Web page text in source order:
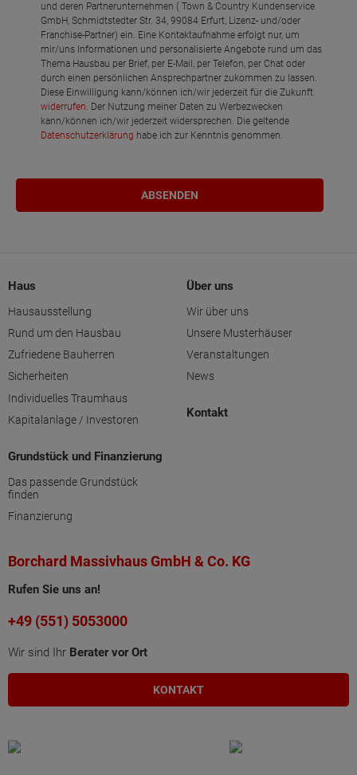
und deren Partnerunternehmen ( Town & Country Kundenservice
GmbH, Schmidtstedter Str. 34, 99084 Erfurt, Lizenz- und/oder
Franchise-Partner) ein. Eine Kontaktaufnahme erfolgt nur, um
mir/uns Informationen und personalisierte Angebote rund um das
Thema Hausbau per Brief, per E-Mail, per Telefon, per Chat oder
durch einen persönlichen Ansprechpartner zukommen zu lassen.
Diese Einwilligung kann/können ich/wir jederzeit für die Zukunft
widerrufen. Der Nutzung meiner Daten zu Werbezwecken
kann/können ich/wir jederzeit widersprechen. Die geltende
Datenschutzerklärung habe ich zur Kenntnis genommen.
Haus
Hausausstellung
Rund um den Hausbau
Zufriedene Bauherren
Sicherheiten
Individuelles Traumhaus
Kapitalanlage / Investoren
Grundstück und Finanzierung
Das passende Grundstück
finden
Finanzierung
Über uns
Wir über uns
Unsere Musterhäuser
Veranstaltungen
News
Kontakt
Borchard Massivhaus GmbH & Co. KG
Rufen Sie uns an!
+49 (551) 5053000
Wir sind Ihr Berater vor Ort
KONTAKT